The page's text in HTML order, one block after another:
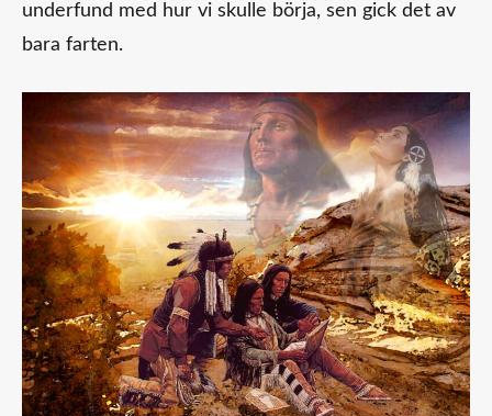
underfund med hur vi skulle börja, sen gick det av
bara farten.